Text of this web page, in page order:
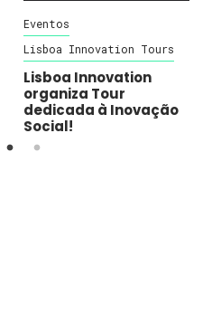
Eventos
Lisboa Innovation Tours
Lisboa Innovation
organiza Tour
dedicada à Inovação
Social!